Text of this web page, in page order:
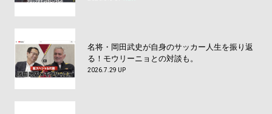
名将・岡田武史が自身のサッカー人生を振り返
る！モウリーニョとの対談も。
2026.7.29 UP